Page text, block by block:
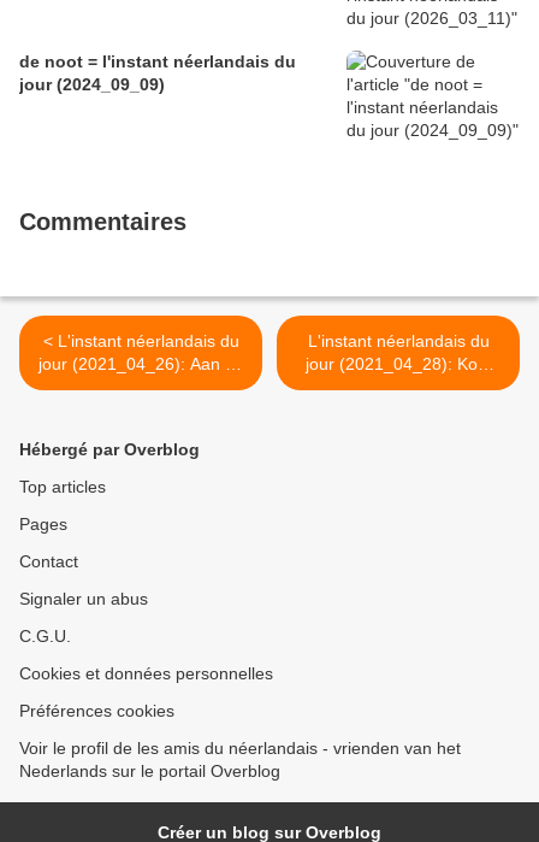
de noot = l'instant néerlandais du
jour (2024_09_09)
Commentaires
< L'instant néerlandais du
jour (2021_04_26): Aan de
Amsterdamse grachten
L'instant néerlandais du
jour (2021_04_28): Kom
terug >
Hébergé par Overblog
Top articles
Pages
Contact
Signaler un abus
C.G.U.
Cookies et données personnelles
Préférences cookies
Voir le profil de les amis du néerlandais - vrienden van het
Nederlands sur le portail Overblog
Créer un blog sur Overblog